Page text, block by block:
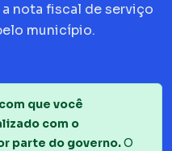
nota fiscal de serviço
município.
que você
com o
parte do governo.O